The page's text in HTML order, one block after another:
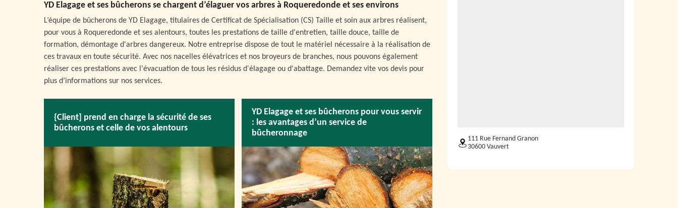
YD Elagage et ses bûcherons se chargent d’élaguer vos arbres à Roqueredonde et ses environs
L’équipe de bûcherons de YD Elagage, titulaires de Certificat de Spécialisation (CS) Taille et soin aux arbres réalisent,
pour vous à Roqueredonde et ses alentours, toutes les prestations de taille d'entretien, taille douce, taille de
formation, démontage d'arbres dangereux. Notre entreprise dispose de tout le matériel nécessaire à la réalisation de
ces travaux en toute sécurité. Avec nos nacelles élévatrices et nos broyeurs de branches, nous pouvons également
réaliser ces prestations avec l'évacuation de tous les résidus d'élagage ou d'abattage. Demandez vite vos devis pour
plus d’informations sur nos services.
{Client] prend en charge la sécurité de ses
bûcherons et celle de vos alentours
YD Elagage et ses bûcherons pour vous servir
: les avantages d’un service de
bûcheronnage
111 Rue Fernand Granon
30600 Vauvert